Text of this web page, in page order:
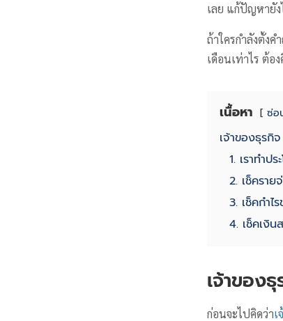
เลย แก้ปัญหายัง
ถ้าใครกำลังตั้งค
เดือนเท่าไร ต้
เนื้อหา ซ่อ
เจ้าของธุรกิ
1. เราทำป
2. เช็ครา
3. เช็คกำไ
4. เช็คเงิน
เจ้าของ
ก่อนจะไปคิดว่าเ